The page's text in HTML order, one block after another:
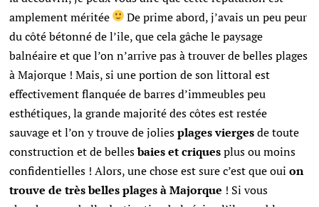
amplement méritée
De prime abord, j’avais un peu peur
du côté bétonné de l’ile, que cela gâche le paysage
balnéaire et que l’on n’arrive pas à trouver de belles plages
à Majorque ! Mais, si une portion de son littoral est
effectivement flanquée de barres d’immeubles peu
esthétiques, la grande majorité des côtes est restée
sauvage et l’on y trouve de joliesplages viergesde toute
construction et de bellesbaies et criquesplus ou moins
confidentielles ! Alors, une chose est sure c’est que ouion
trouve de très belles plages à Majorque ! Si vous